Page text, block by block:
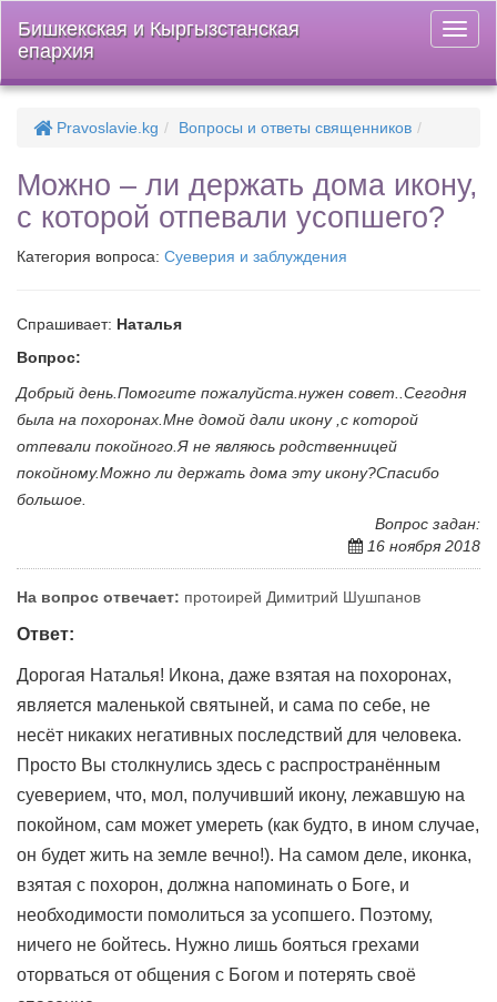
меню
Бишкекская и Кыргызстанская
епархия
Pravoslavie.kg Вопросы и ответы священников
Можно – ли держать дома икону,
с которой отпевали усопшего?
Категория вопроса: Суеверия и заблуждения
Спрашивает: Наталья
Вопрос:
Добрый день.Помогите пожалуйста.нужен совет..Сегодня
была на похоронах.Мне домой дали икону ,с которой
отпевали покойного.Я не являюсь родственницей
покойному.Можно ли держать дома эту икону?Спасибо
большое.
Вопрос задан:
16 ноября 2018
На вопрос отвечает: протоирей Димитрий Шушпанов
Ответ:
Дорогая Наталья! Икона, даже взятая на похоронах,
является маленькой святыней, и сама по себе, не
несёт никаких негативных последствий для человека.
Просто Вы столкнулись здесь с распространённым
суеверием, что, мол, получивший икону, лежавшую на
покойном, сам может умереть (как будто, в ином случае,
он будет жить на земле вечно!). На самом деле, иконка,
взятая с похорон, должна напоминать о Боге, и
необходимости помолиться за усопшего. Поэтому,
ничего не бойтесь. Нужно лишь бояться грехами
оторваться от общения с Богом и потерять своё